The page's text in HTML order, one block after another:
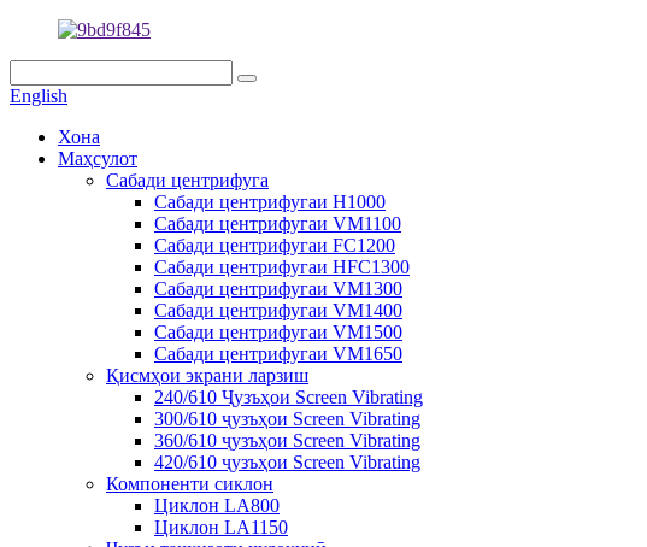
English
Хона
Маҳсулот
Сабади центрифуга
Сабади центрифугаи H1000
Сабади центрифугаи VM1100
Сабади центрифугаи FC1200
Сабади центрифугаи HFC1300
Сабади центрифугаи VM1300
Сабади центрифугаи VM1400
Сабади центрифугаи VM1500
Сабади центрифугаи VM1650
Қисмҳои экрани ларзиш
240/610 Ҷузъҳои Screen Vibrating
300/610 ҷузъҳои Screen Vibrating
360/610 ҷузъҳои Screen Vibrating
420/610 ҷузъҳои Screen Vibrating
Компоненти сиклон
Циклон LA800
Циклон LA1150